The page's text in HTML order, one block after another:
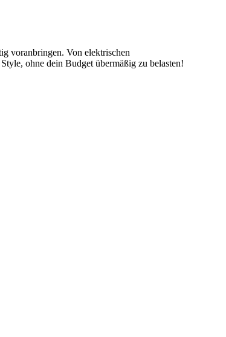
voranbringen. Von elektrischen
ohne dein Budget übermäßig zu belasten!